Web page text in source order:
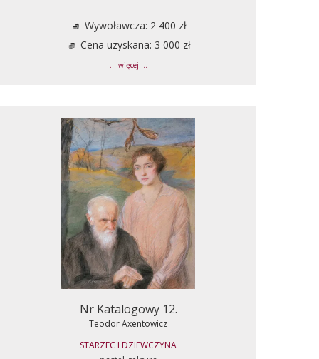
Wywoławcza: 2 400 zł
Cena uzyskana: 3 000 zł
... więcej ...
Nr Katalogowy 12.
Teodor Axentowicz
STARZEC I DZIEWCZYNA